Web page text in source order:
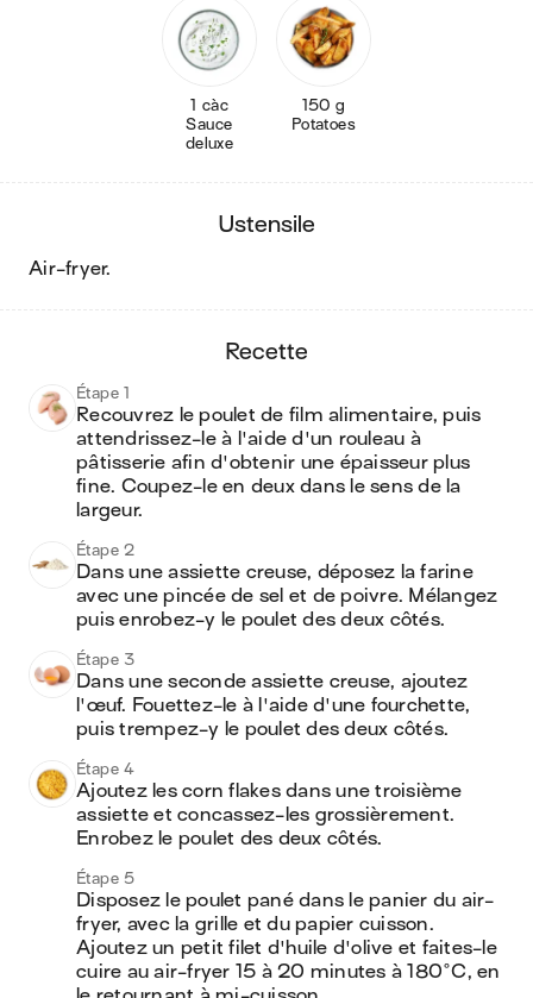
1 càc
Sauce
deluxe
150 g
Potatoes
ustensile
air-fryer.
recette
Étape 1
Recouvrez le poulet de film alimentaire, puis
attendrissez-le à l'aide d'un rouleau à
pâtisserie afin d'obtenir une épaisseur plus
fine. Coupez-le en deux dans le sens de la
largeur.
Étape 2
Dans une assiette creuse, déposez la farine
avec une pincée de sel et de poivre. Mélangez
puis enrobez-y le poulet des deux côtés.
Étape 3
Dans une seconde assiette creuse, ajoutez
l'œuf. Fouettez-le à l'aide d'une fourchette,
puis trempez-y le poulet des deux côtés.
Étape 4
Ajoutez les corn flakes dans une troisième
assiette et concassez-les grossièrement.
Enrobez le poulet des deux côtés.
Étape 5
Disposez le poulet pané dans le panier du air-
fryer, avec la grille et du papier cuisson.
Ajoutez un petit filet d'huile d'olive et faites-le
cuire au air-fryer 15 à 20 minutes à 180°C, en